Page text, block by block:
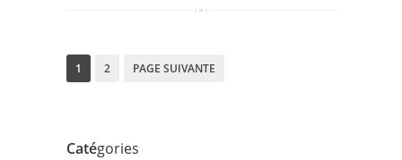
1 2 PAGE SUIVANTE
Catégories